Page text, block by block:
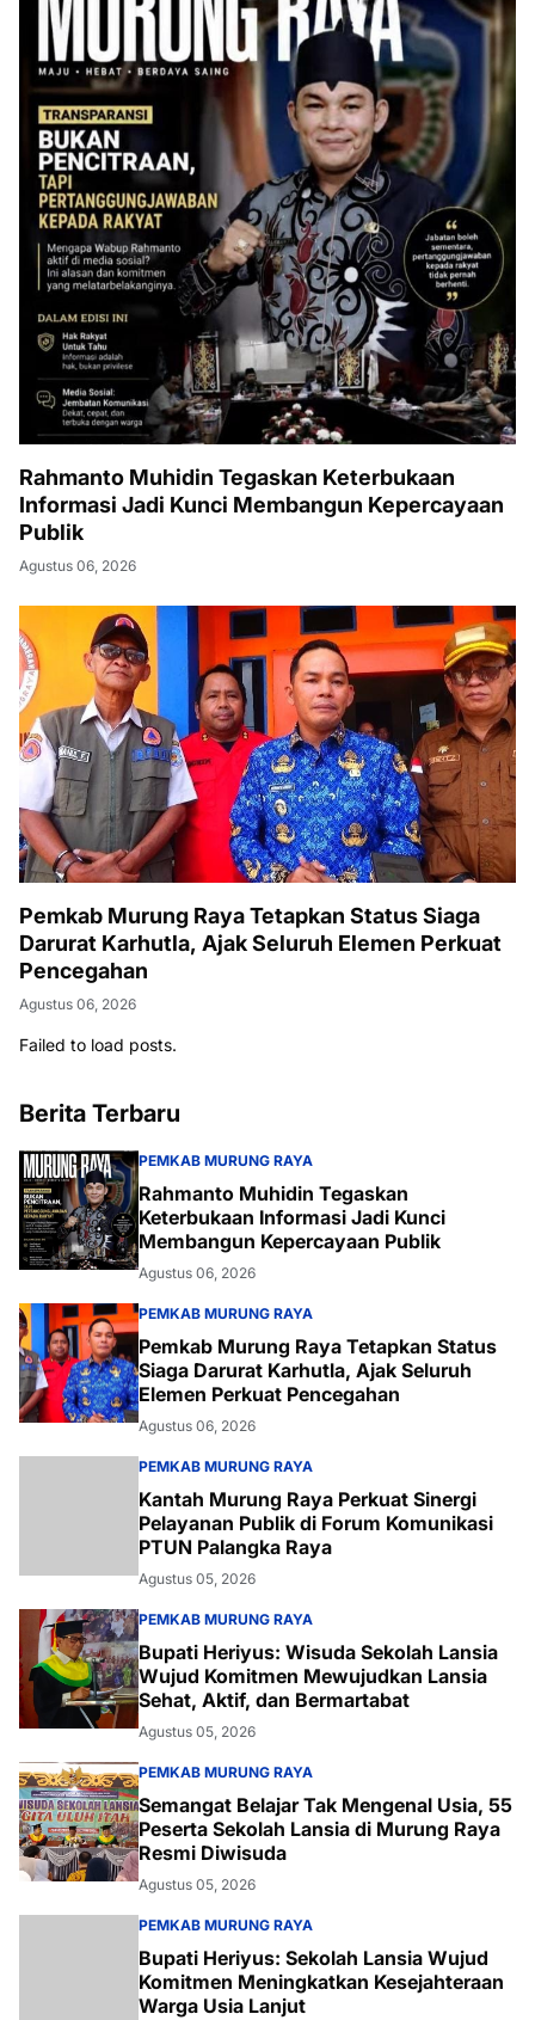
Rahmanto Muhidin Tegaskan Keterbukaan
Informasi Jadi Kunci Membangun Kepercayaan
Publik
Agustus 06, 2026
Pemkab Murung Raya Tetapkan Status Siaga
Darurat Karhutla, Ajak Seluruh Elemen Perkuat
Pencegahan
Agustus 06, 2026
Failed to load posts.
Berita Terbaru
PEMKAB MURUNG RAYA
Rahmanto Muhidin Tegaskan
Keterbukaan Informasi Jadi Kunci
Membangun Kepercayaan Publik
Agustus 06, 2026
PEMKAB MURUNG RAYA
Pemkab Murung Raya Tetapkan Status
Siaga Darurat Karhutla, Ajak Seluruh
Elemen Perkuat Pencegahan
Agustus 06, 2026
PEMKAB MURUNG RAYA
Kantah Murung Raya Perkuat Sinergi
Pelayanan Publik di Forum Komunikasi
PTUN Palangka Raya
Agustus 05, 2026
PEMKAB MURUNG RAYA
Bupati Heriyus: Wisuda Sekolah Lansia
Wujud Komitmen Mewujudkan Lansia
Sehat, Aktif, dan Bermartabat
Agustus 05, 2026
PEMKAB MURUNG RAYA
Semangat Belajar Tak Mengenal Usia, 55
Peserta Sekolah Lansia di Murung Raya
Resmi Diwisuda
Agustus 05, 2026
PEMKAB MURUNG RAYA
Bupati Heriyus: Sekolah Lansia Wujud
Komitmen Meningkatkan Kesejahteraan
Warga Usia Lanjut